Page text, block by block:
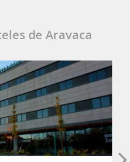
de Aravaca